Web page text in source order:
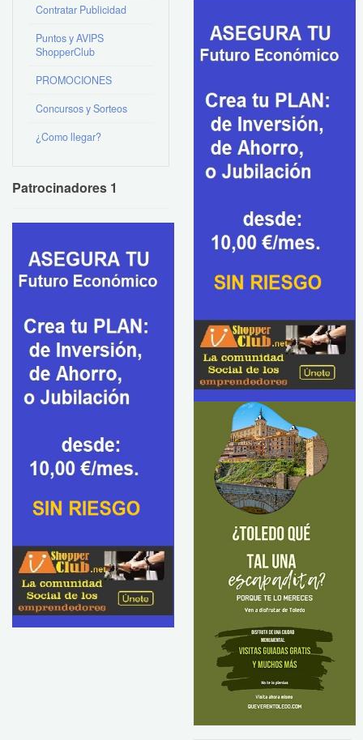
Contratar Publicidad
Puntos y AVIPS
ShopperClub
PROMOCIONES
Concursos y Sorteos
¿Como llegar?
Patrocinadores 1